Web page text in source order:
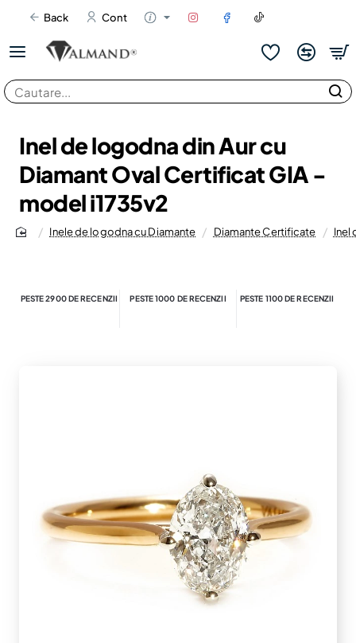
Back Cont
Cautare...
Inel de logodna din Aur cu
Diamant Oval Certificat GIA -
model i1735v2
Inele de logodna cu Diamante Diamante Certificate Inel
PESTE 2900 DE RECENZII PESTE 1000 DE RECENZII PESTE 1100 DE RECENZII